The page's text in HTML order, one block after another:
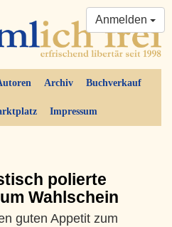
Archiv Buchverkauf
Impressum
Anmelden
polierte
Wahlschein
guten Appetit zum